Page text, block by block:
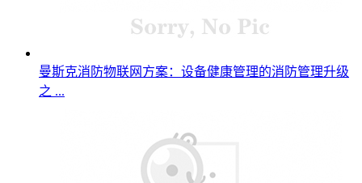
曼斯克消防物联网方案：设备健康管理的消防管理升级
之 ...